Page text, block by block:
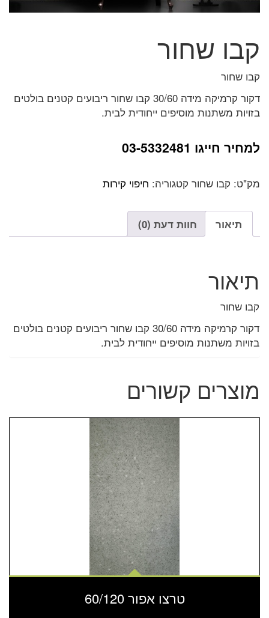
קבו שחור
קבו שחור
דקור קרמיקה מידה 30/60 קבו שחור ריבועים קטנים בולטים
בזויות משתנות מוסיפים ייחודית לבית.
למחיר חייגו 03-5332481
מק"ט: קבו שחור קטגוריה: חיפוי קירות
תיאור חוות דעת (0)
תיאור
קבו שחור
דקור קרמיקה מידה 30/60 קבו שחור ריבועים קטנים בולטים
בזויות משתנות מוסיפים ייחודית לבית.
מוצרים קשורים
טרצו אפור 60/120